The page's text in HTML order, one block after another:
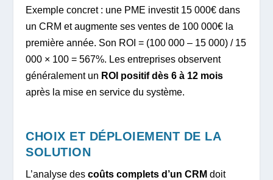
Exemple concret : une PME investit 15 000€ dans
un CRM et augmente ses ventes de 100 000€ la
première année. Son ROI = (100 000 – 15 000) / 15
000 × 100 = 567%. Les entreprises observent
généralement un ROI positif dès 6 à 12 mois
après la mise en service du système.
CHOIX ET DÉPLOIEMENT DE LA
SOLUTION
L’analyse descoûts complets d’un CRM doit